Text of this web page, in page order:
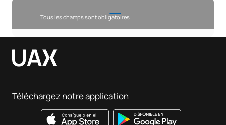
Tous les champs sont obligatoires
Téléchargez notre application